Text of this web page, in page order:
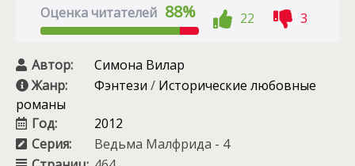
Оценка читателей 88% 22 3
Автор:
Симона Вилар
Жанр:
Фэнтези / Исторические любовные
романы
Год:
2012
Серия:
Ведьма Малфрида - 4